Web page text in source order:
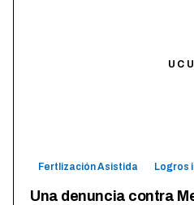
UCU
Fertlización Asistida Logros
Una denuncia contra